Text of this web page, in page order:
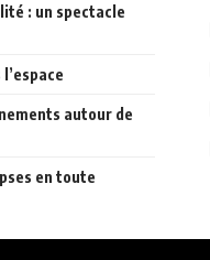
: un spectacle
autour de
en toute